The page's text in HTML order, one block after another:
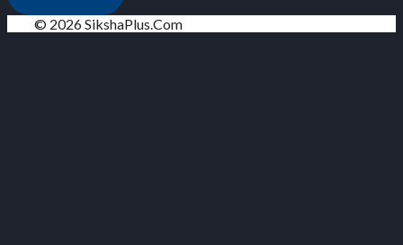
© 2026 SikshaPlus.Com